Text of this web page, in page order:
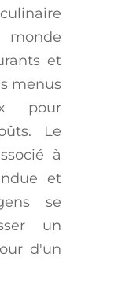
et
menus
pour
Le
à
et
se
un
d'un